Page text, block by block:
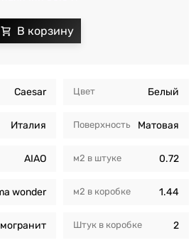
Caesar
Италия
AIAO
wonder
Цвет Белый
Поверхность Матовая
м2 в штуке 0.72
м2 в коробкe 1.44
Штук в коробкe 2